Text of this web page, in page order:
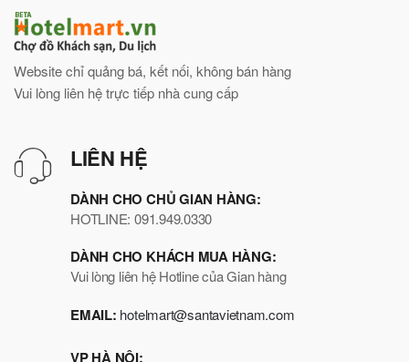
Website chỉ quảng bá, kết nối, không bán hàng
Vui lòng liên hệ trực tiếp nhà cung cấp
LIÊN HỆ
DÀNH CHO CHỦ GIAN HÀNG:
HOTLINE: 091.949.0330
DÀNH CHO KHÁCH MUA HÀNG:
Vui lòng liên hệ Hotline của Gian hàng
EMAIL: hotelmart@santavietnam.com
VP HÀ NỘI: